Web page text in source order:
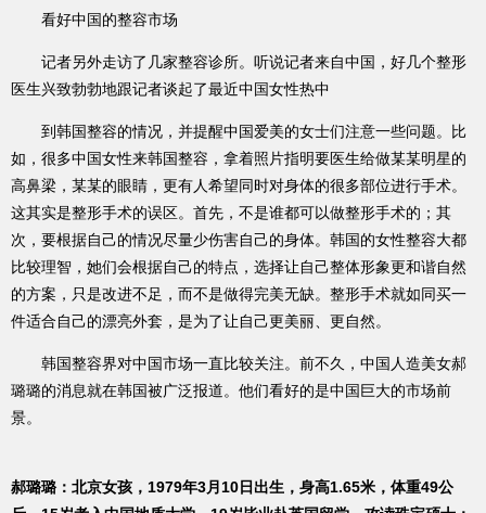
看好中国的整容市场
记者另外走访了几家整容诊所。听说记者来自中国，好几个整形
医生兴致勃勃地跟记者谈起了最近中国女性热中
到韩国整容的情况，并提醒中国爱美的女士们注意一些问题。比
如，很多中国女性来韩国整容，拿着照片指明要医生给做某某明星的
高鼻梁，某某的眼睛，更有人希望同时对身体的很多部位进行手术。
这其实是整形手术的误区。首先，不是谁都可以做整形手术的；其
次，要根据自己的情况尽量少伤害自己的身体。韩国的女性整容大都
比较理智，她们会根据自己的特点，选择让自己整体形象更和谐自然
的方案，只是改进不足，而不是做得完美无缺。整形手术就如同买一
件适合自己的漂亮外套，是为了让自己更美丽、更自然。
韩国整容界对中国市场一直比较关注。前不久，中国人造美女郝
璐璐的消息就在韩国被广泛报道。他们看好的是中国巨大的市场前
景。
郝璐璐：北京女孩，1979年3月10日出生，身高1.65米，体重49公